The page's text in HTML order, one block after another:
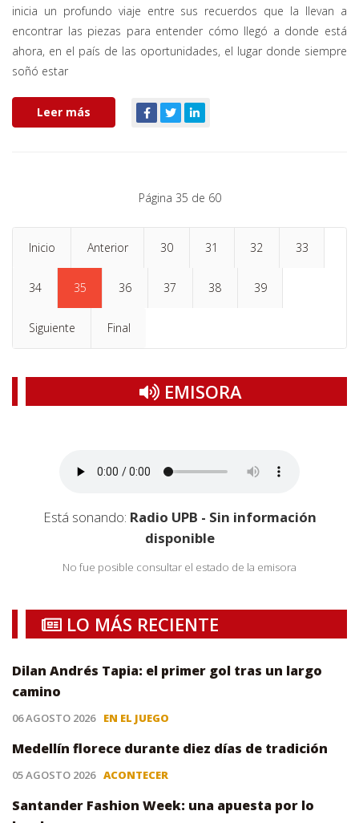
inicia un profundo viaje entre sus recuerdos que la llevan a
encontrar las piezas para entender cómo llegó a donde está
ahora, en el país de las oportunidades, el lugar donde siempre
soñó estar
Leer más
Página 35 de 60
Inicio Anterior 30 31 32 33
34 35 36 37 38 39
Siguiente Final
EMISORA
Está sonando: Radio UPB - Sin información
disponible
No fue posible consultar el estado de la emisora
LO MÁS RECIENTE
Dilan Andrés Tapia: el primer gol tras un largo
camino
06 AGOSTO 2026 EN EL JUEGO
Medellín florece durante diez días de tradición
05 AGOSTO 2026 ACONTECER
Santander Fashion Week: una apuesta por lo